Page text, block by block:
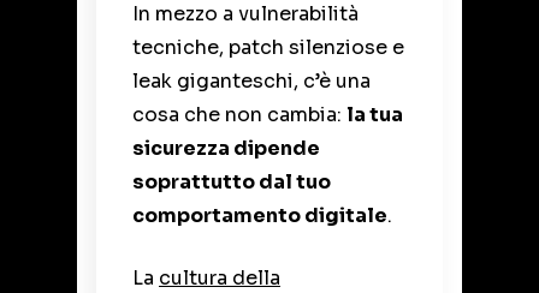
In mezzo a vulnerabilità
tecniche, patch silenziose e
leak giganteschi, c’è una
cosa che non cambia: la tua
sicurezza dipende
soprattutto dal tuo
comportamento digitale.
La cultura della